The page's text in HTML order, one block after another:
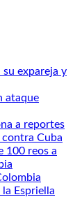
expareja y
ataque
a reportes
Cuba
100 reos a
Espriella